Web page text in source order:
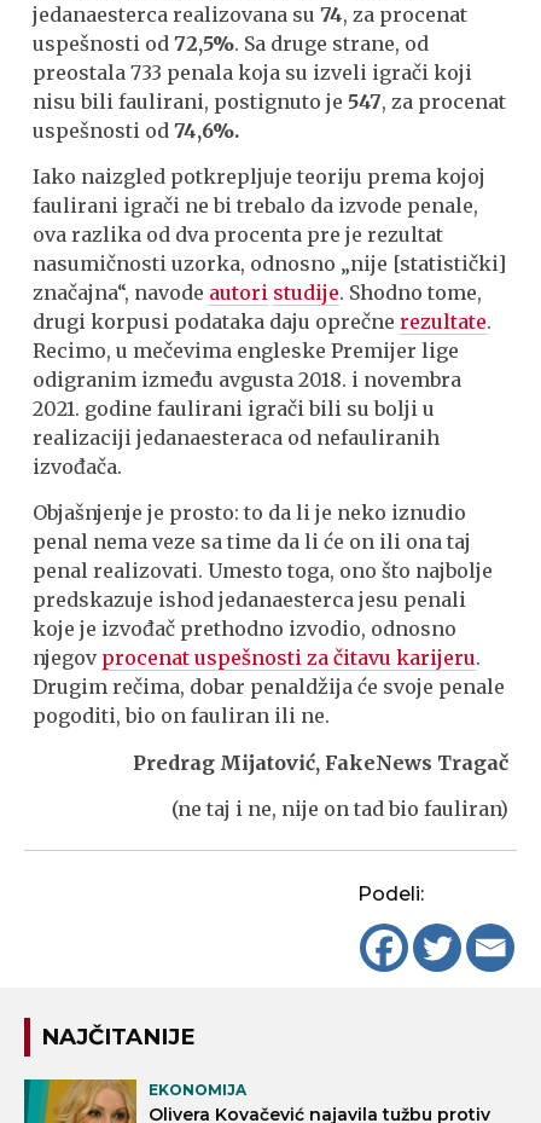
jedanaesterca realizovana su74, za procenat
uspešnosti od72,5%. Sa druge strane, od
preostala 733 penala koja su izveli igrači koji
nisu bili faulirani, postignuto je 547, za procenat
uspešnosti od74,6%.
Iako naizgled potkrepljuje teoriju prema kojoj
faulirani igrači ne bi trebalo da izvode penale,
ova razlika od dva procenta pre je rezultat
nasumičnosti uzorka, odnosno „nije [statistički]
značajna“, navode autori studije. Shodno tome,
drugi korpusi podataka daju oprečnerezultate.
Recimo, u mečevima engleske Premijer lige
odigranim između avgusta 2018. i novembra
2021. godine faulirani igrači bili su bolji u
realizaciji jedanaesteraca od nefauliranih
izvođača.
Objašnjenje je prosto: to da li je neko iznudio
penal nema veze sa time da li će on ili ona taj
penal realizovati. Umesto toga, ono što najbolje
predskazuje ishod jedanaesterca jesu penali
koje je izvođač prethodno izvodio, odnosno
njegov procenat uspešnosti za čitavu karijeru.
Drugim rečima, dobar penaldžija će svoje penale
pogoditi, bio on fauliran ili ne.
Predrag Mijatović, FakeNews Tragač
(ne taj i ne, nije on tad bio fauliran)
Podeli:
NAJČITANIJE
EKONOMIJA
Olivera Kovačević najavila tužbu protiv